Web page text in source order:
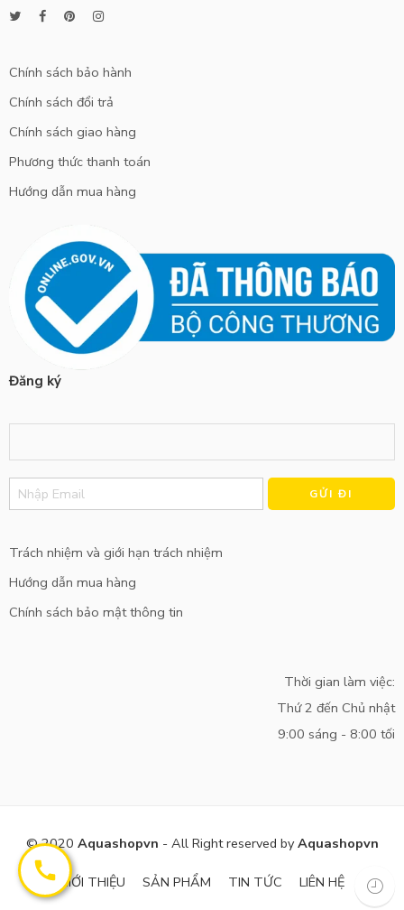
Chính sách bảo hành
Chính sách đổi trả
Chính sách giao hàng
Phương thức thanh toán
Hướng dẫn mua hàng
Đăng ký
Alternative:
Trách nhiệm và giới hạn trách nhiệm
Hướng dẫn mua hàng
Chính sách bảo mật thông tin
Thời gian làm việc:
Thứ 2 đến Chủ nhật
9:00 sáng - 8:00 tối
© 2020 Aquashopvn - All Right reserved byAquashopvn
GIỚI THIỆU SẢN PHẨM TIN TỨC LIÊN HỆ